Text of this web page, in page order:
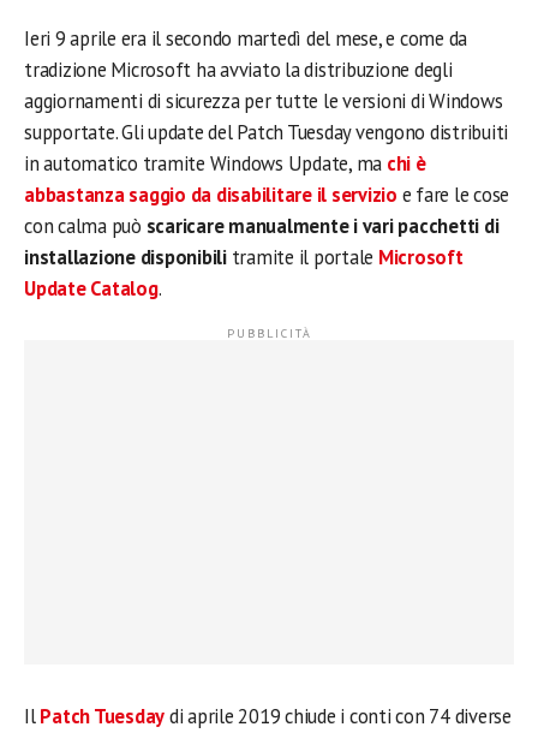
Ieri 9 aprile era il secondo martedì del mese, e come da
tradizione Microsoft ha avviato la distribuzione degli
aggiornamenti di sicurezza per tutte le versioni di Windows
supportate. Gli update del Patch Tuesday vengono distribuiti
in automatico tramite Windows Update, ma chi è
abbastanza saggio da disabilitare il servizio e fare le cose
con calma può scaricare manualmente i vari pacchetti di
installazione disponibilitramite il portale Microsoft
Update Catalog.
IlPatch Tuesdaydi aprile 2019 chiude i conti con 74 diverse